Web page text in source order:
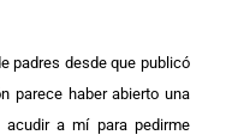
padres desde que publicó
parece haber abierto una
a mí para pedirme